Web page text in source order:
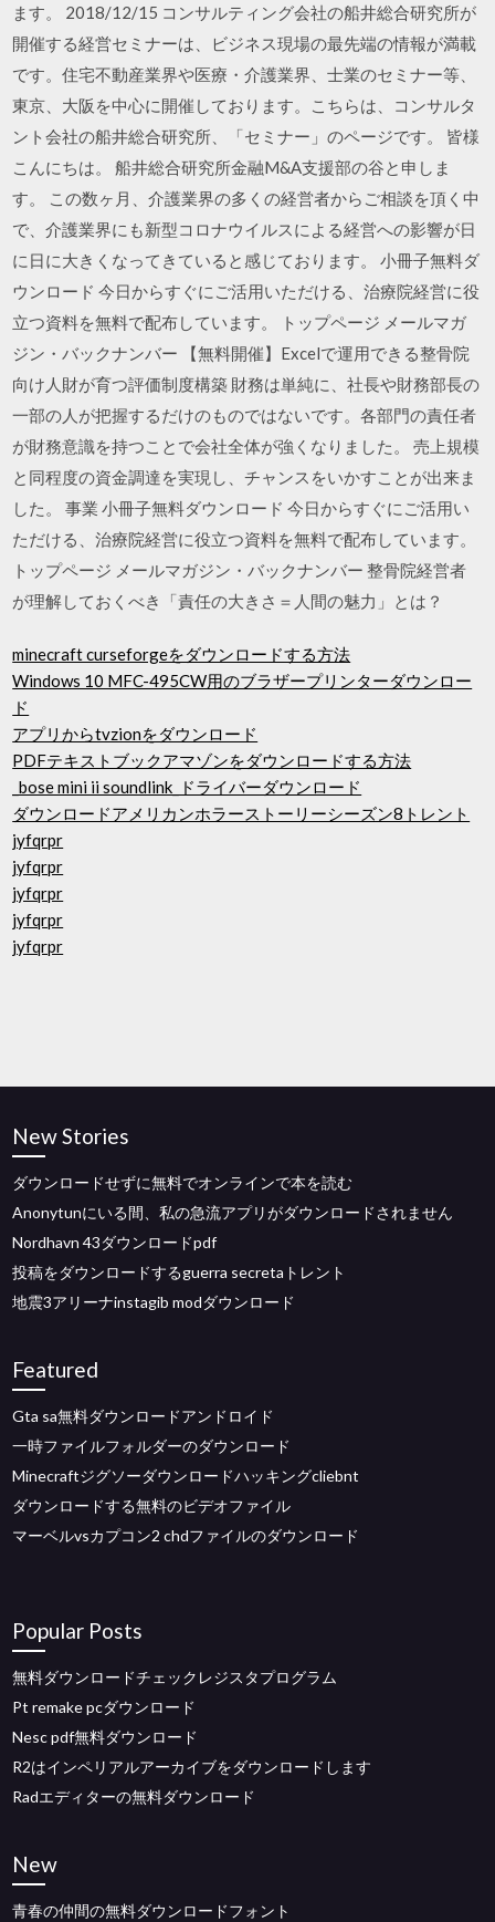
ます。 2018/12/15 コンサルティング会社の船井総合研究所が
開催する経営セミナーは、ビジネス現場の最先端の情報が満載
です。住宅不動産業界や医療・介護業界、士業のセミナー等、
東京、大阪を中心に開催しております。こちらは、コンサルタ
ント会社の船井総合研究所、「セミナー」のページです。 皆様
こんにちは。 船井総合研究所金融M&A支援部の谷と申しま
す。 この数ヶ月、介護業界の多くの経営者からご相談を頂く中
で、介護業界にも新型コロナウイルスによる経営への影響が日
に日に大きくなってきていると感じております。 小冊子無料ダ
ウンロード 今日からすぐにご活用いただける、治療院経営に役
立つ資料を無料で配布しています。 トップページ メールマガ
ジン・バックナンバー 【無料開催】Excelで運用できる整骨院
向け人財が育つ評価制度構築 財務は単純に、社長や財務部長の
一部の人が把握するだけのものではないです。各部門の責任者
が財務意識を持つことで会社全体が強くなりました。 売上規模
と同程度の資金調達を実現し、チャンスをいかすことが出来ま
した。 事業 小冊子無料ダウンロード 今日からすぐにご活用い
ただける、治療院経営に役立つ資料を無料で配布しています。
トップページ メールマガジン・バックナンバー 整骨院経営者
が理解しておくべき「責任の大きさ＝人間の魅力」とは？
minecraft curseforgeをダウンロードする方法
Windows 10 MFC-495CW用のブラザープリンターダウンロー
ド
アプリからtvzionをダウンロード
PDFテキストブックアマゾンをダウンロードする方法
_bose mini ii soundlink_ドライバーダウンロード
ダウンロードアメリカンホラーストーリーシーズン8トレント
jyfqrpr
jyfqrpr
jyfqrpr
jyfqrpr
jyfqrpr
New Stories
ダウンロードせずに無料でオンラインで本を読む
Anonytunにいる間、私の急流アプリがダウンロードされません
Nordhavn 43ダウンロードpdf
投稿をダウンロードするguerra secretaトレント
地震3アリーナinstagib modダウンロード
Featured
Gta sa無料ダウンロードアンドロイド
一時ファイルフォルダーのダウンロード
Minecraftジグソーダウンロードハッキングcliebnt
ダウンロードする無料のビデオファイル
マーベルvsカプコン2 chdファイルのダウンロード
Popular Posts
無料ダウンロードチェックレジスタプログラム
Pt remake pcダウンロード
Nesc pdf無料ダウンロード
R2はインペリアルアーカイブをダウンロードします
Radエディターの無料ダウンロード
New
青春の仲間の無料ダウンロードフォント